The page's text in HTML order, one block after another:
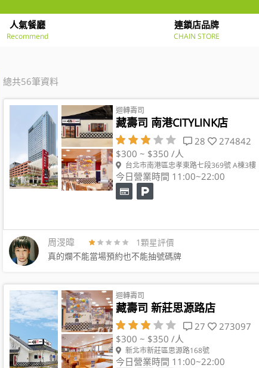
人氣餐廳
Recommend
連鎖店品牌
CHAIN STORE
總共56筆資料
迴轉壽司
藏壽司 南港CITYLINK店
28
274842
$300 ~ $350 /人
台北市南港區忠孝東路七段369號 A棟3樓
今日營業時間 11:00~22:00
周渂暐 1顆星評價
真的爛不能當場預約也不能抽號碼牌
迴轉壽司
藏壽司 新莊思源路店
27
273097
$300 ~ $350 /人
新北市新莊區思源路168號
今日營業時間 11:00~22:00